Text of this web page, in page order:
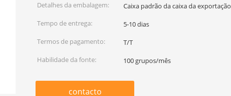
Detalhes da embalagem:
Caixa padrão da caixa da exportação
Tempo de entrega:
5-10 dias
Termos de pagamento:
T/T
Habilidade da fonte:
100 grupos/mês
contacto